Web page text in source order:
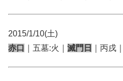
2015/1/10(土)
赤口
｜五墓:火｜ 滅門日 ｜丙戌